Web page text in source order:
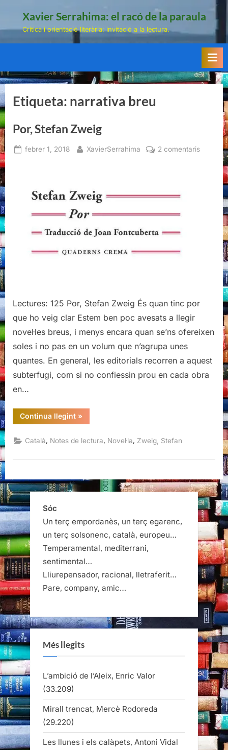
Xavier Serrahima: el racó de la paraula
Crítica i orientació literària: invitació a la lectura.
Etiqueta: narrativa breu
Por, Stefan Zweig
Posted
febrer 1, 2018 By
XavierSerrahima 2 comentarisa
Lectures: 125 Por, Stefan Zweig És quan tinc por
que ho veig clar Estem ben poc avesats a llegir
novel·les breus, i menys encara quan se’ns ofereixen
soles i no pas en un volum que n’agrupa unes
quantes. En general, les editorials recorren a aquest
subterfugi, com si no confiessin prou en cada obra
en…
Continua llegint“Por,
Stefan
»
Català, Notes de lectura, Novel·la, Zweig, Stefan
Sóc
Un terç empordanès, un terç egarenc,
un terç solsonenc, català, europeu…
Temperamental, mediterrani,
sentimental…
Lliurepensador, racional, lletraferit…
Pare, company, amic…
Més llegits
L’ambició de l’Aleix, Enric Valor
(33.209)
Mirall trencat, Mercè Rodoreda
(29.220)
Les llunes i els calàpets, Antoni Vidal